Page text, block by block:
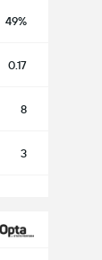
49%
0.17
8
3